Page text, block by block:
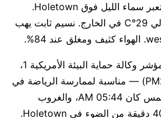
الأمطار. سحب متقطعة تعبر سماء الليل فوق Holetown.
توقع أن تشعر وكأنها حوالي 29°C في الخارج. نسيم ثابت يهب
جودة الهواء جيدة حاليًا (مؤشر وكالة حماية البيئة الأمريكية 1،
الجسيمات الدقيقة PM2.5 7) — مناسبة لممارسة الرياضة في
الهواء الطلق. شروق الشمس كان 05:44 AM، والغروب